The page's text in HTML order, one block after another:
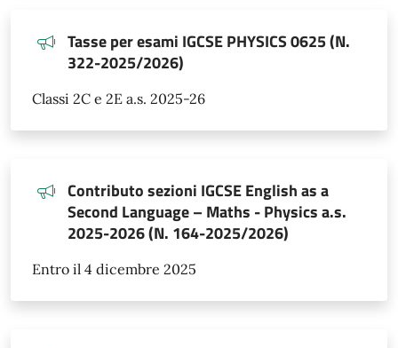
Tasse per esami IGCSE PHYSICS 0625 (N.
322-2025/2026)
Classi 2C e 2E a.s. 2025-26
Contributo sezioni IGCSE English as a
Second Language – Maths - Physics a.s.
2025-2026 (N. 164-2025/2026)
Entro il 4 dicembre 2025